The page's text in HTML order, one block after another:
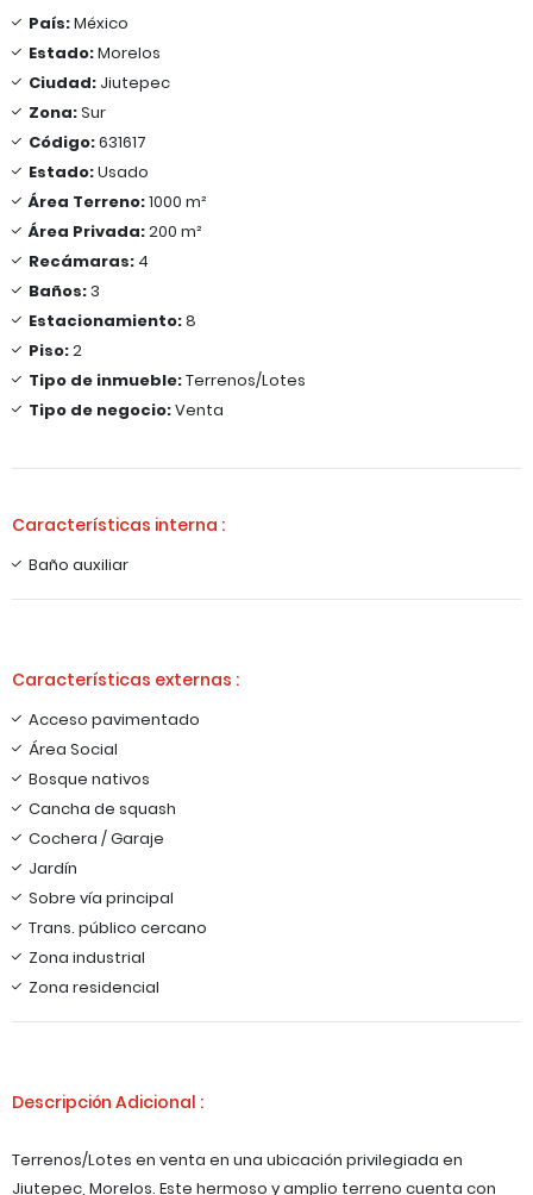
País:México
Estado:Morelos
Ciudad: Jiutepec
Zona:Sur
Código:631617
Estado:Usado
Área Terreno:1000 m²
Área Privada:200 m²
Recámaras: 4
Baños:3
Estacionamiento:8
Piso:2
Tipo de inmueble:Terrenos/Lotes
Tipo de negocio:Venta
Características interna :
Baño auxiliar
Características externas :
Acceso pavimentado
Área Social
Bosque nativos
Cancha de squash
Cochera / Garaje
Jardín
Sobre vía principal
Trans. público cercano
Zona industrial
Zona residencial
Descripción Adicional :
Terrenos/Lotes en venta en una ubicación privilegiada en
Jiutepec, Morelos. Este hermoso y amplio terreno cuenta con